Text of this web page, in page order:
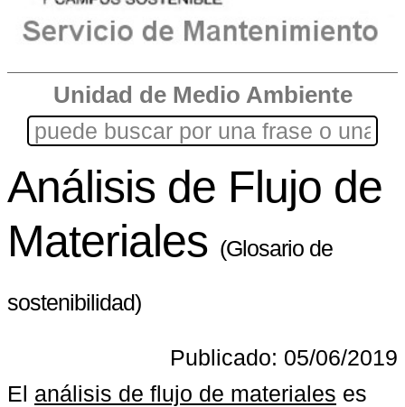
Unidad de Medio Ambiente
Análisis de Flujo de
Materiales (Glosario de
sostenibilidad)
Publicado: 05/06/2019
El análisis de flujo de materiales es